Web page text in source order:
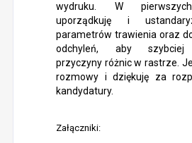
wydruku. W
uporządkuję i
parametrów trawienia oraz
odchyleń, aby szybciej
przyczyny różnic w rastrze.
rozmowy i dziękuję za
kandydatury.
Załączniki: